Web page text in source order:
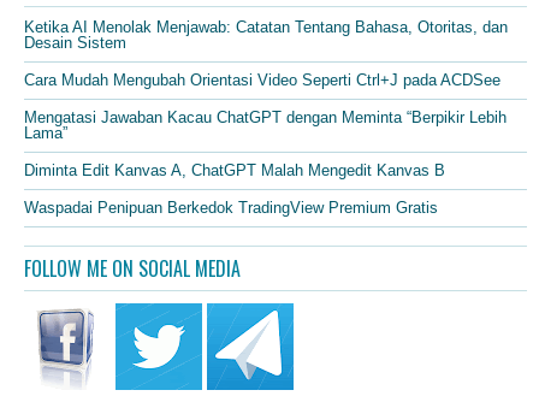
Ketika AI Menolak Menjawab: Catatan Tentang Bahasa, Otoritas, dan
Desain Sistem
Cara Mudah Mengubah Orientasi Video Seperti Ctrl+J pada ACDSee
Mengatasi Jawaban Kacau ChatGPT dengan Meminta “Berpikir Lebih
Lama”
Diminta Edit Kanvas A, ChatGPT Malah Mengedit Kanvas B
Waspadai Penipuan Berkedok TradingView Premium Gratis
FOLLOW ME ON SOCIAL MEDIA